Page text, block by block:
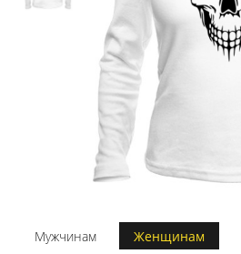
Мужчинам Женщинам